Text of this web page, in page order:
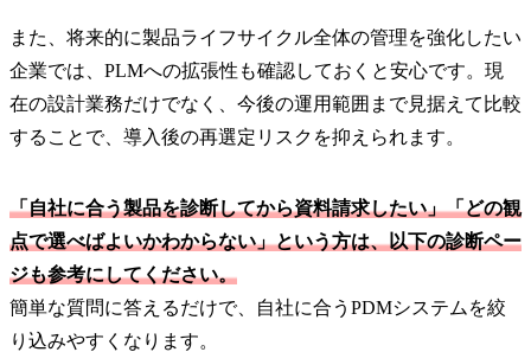
また、将来的に製品ライフサイクル全体の管理を強化したい
企業では、PLMへの拡張性も確認しておくと安心です。現
在の設計業務だけでなく、今後の運用範囲まで見据えて比較
することで、導入後の再選定リスクを抑えられます。
「自社に合う製品を診断してから資料請求したい」「どの観
点で選べばよいかわからない」という方は、以下の診断ペー
ジも参考にしてください。
簡単な質問に答えるだけで、自社に合うPDMシステムを絞
り込みやすくなります。